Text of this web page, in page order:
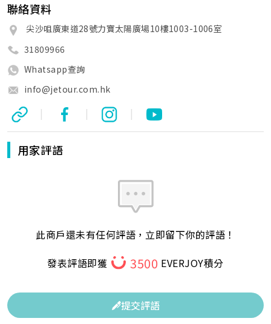
聯絡資料
尖沙咀廣東道28號力寶太陽廣場10樓1003-1006室
31809966
Whatsapp查詢
info@jetour.com.hk
| | |
用家評語
此商戶還未有任何評語，立即留下你的評語！
發表評語即獲
3500 EVERJOY積分
提交評語